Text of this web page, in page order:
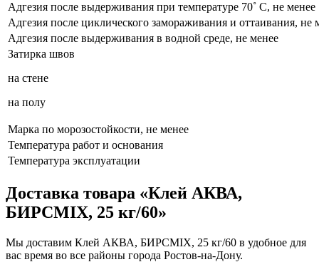
Адгезия после выдерживания при температуре 70˚ С, не менее
Адгезия после циклического замораживания и оттаивания, не
Адгезия после выдерживания в водной среде, не менее
Затирка швов
на стене
на полу
Марка по морозостойкости, не менее
Температура работ и основания
Температура эксплуатации
Доставка товара «Клей АКВА,
БИРСMIX, 25 кг/60»
Мы доставим Клей АКВА, БИРСMIX, 25 кг/60 в удобное для
вас время во все районы города Ростов-на-Дону.